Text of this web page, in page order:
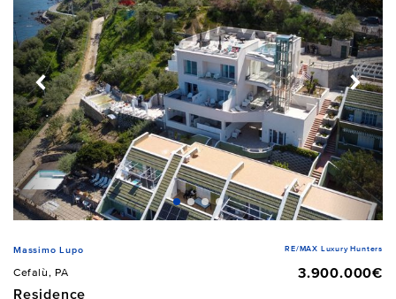
Massimo Lupo RE/MAX Luxury Hunters
Cefalù, PA
3.900.000€
Residence